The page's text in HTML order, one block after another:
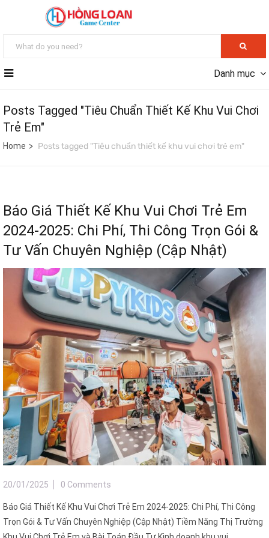
Danh mục
Posts Tagged "Tiêu Chuẩn Thiết Kế Khu Vui Chơi
Trẻ Em"
Home Posts tagged "Tiêu chuẩn thiết kế khu vui chơi trẻ em"
Báo Giá Thiết Kế Khu Vui Chơi Trẻ Em
2024-2025: Chi Phí, Thi Công Trọn Gói &
Tư Vấn Chuyên Nghiệp (Cập Nhật)
20/01/2025 0 Comments
Báo Giá Thiết Kế Khu Vui Chơi Trẻ Em 2024-2025: Chi Phí, Thi Công
Trọn Gói & Tư Vấn Chuyên Nghiệp (Cập Nhật) Tiềm Năng Thị Trường